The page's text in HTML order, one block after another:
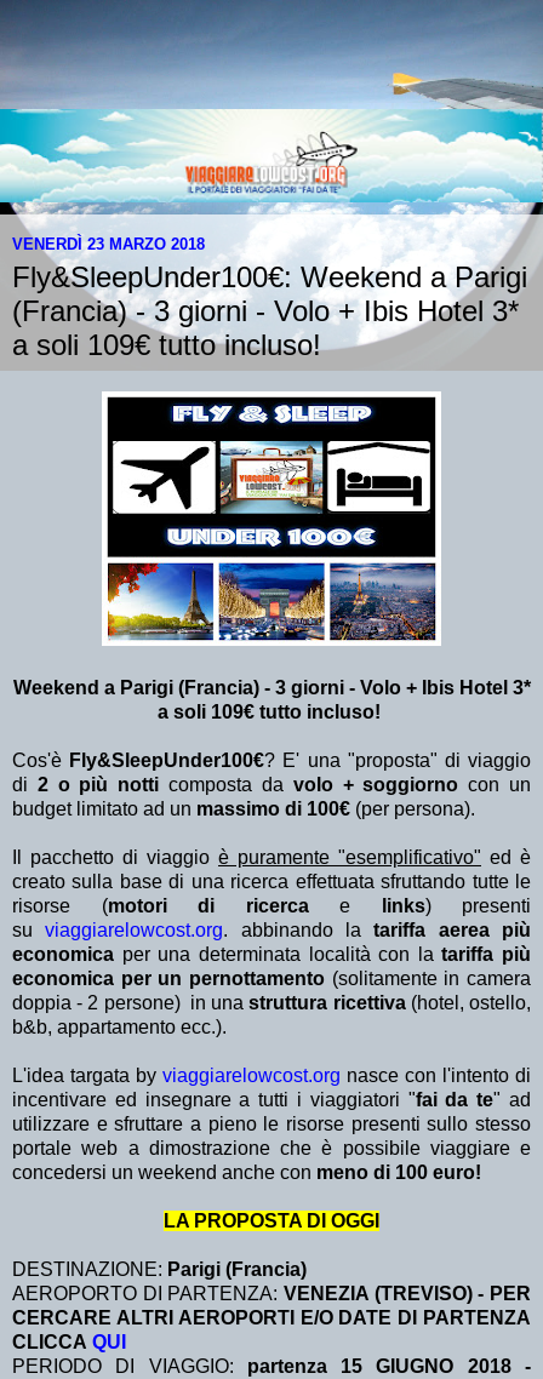
VENERDÌ 23 MARZO 2018
Fly&SleepUnder100€: Weekend a Parigi
(Francia) - 3 giorni - Volo + Ibis Hotel 3*
a soli 109€ tutto incluso!
Weekend a Parigi (Francia) - 3 giorni - Volo + Ibis Hotel 3*
a soli 109€ tutto incluso!
Cos'è Fly&SleepUnder100€? E' una "proposta" di viaggio
di 2 o più notticomposta da volo + soggiorno con un
budget limitato ad un massimo di 100€ (per persona).
Il pacchetto di viaggio è puramente "esemplificativo" ed è
creato sulla base di una ricerca effettuata sfruttando tutte le
risorse (motori di ricerca e links) presenti
suviaggiarelowcost.org. abbinando la tariffa aerea più
economica per una determinata località con latariffa più
economica per un pernottamento (solitamente in camera
doppia - 2 persone) in unastruttura ricettiva(hotel, ostello,
b&b, appartamento ecc.).
L'idea targata by viaggiarelowcost.org nasce con l'intento di
incentivare ed insegnare a tutti i viaggiatori "fai da te" ad
utilizzare e sfruttare a pieno le risorse presenti sullo stesso
portale web a dimostrazione che è possibile viaggiare e
concedersi un weekend anche con meno di 100 euro!
LA PROPOSTA DI OGGI
DESTINAZIONE: Parigi (Francia)
AEROPORTO DI PARTENZA: VENEZIA (TREVISO) - PER
CERCARE ALTRI AEROPORTI E/O DATE DI PARTENZA
CLICCA QUI
PERIODO DI VIAGGIO: partenza 15 GIUGNO 2018-